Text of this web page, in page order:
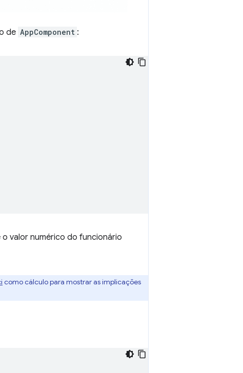
de AppComponent :
valor numérico do funcionário
como cálculo para mostrar as implicações